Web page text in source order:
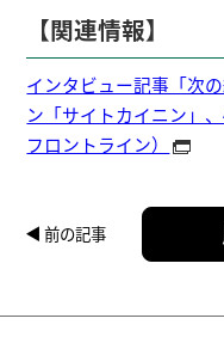
【関連情報】
インタビュー記事「次
ン「サイトカイニン」
フロントライン）
前の記事